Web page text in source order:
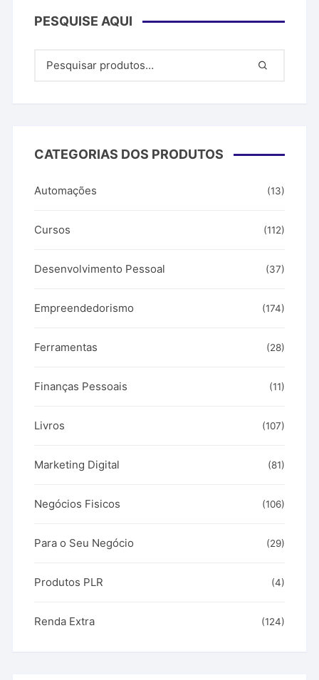
PESQUISE AQUI
CATEGORIAS DOS PRODUTOS
Automações (13)
Cursos (112)
Desenvolvimento Pessoal (37)
Empreendedorismo (174)
Ferramentas (28)
Finanças Pessoais (11)
Livros (107)
Marketing Digital (81)
Negócios Fisicos (106)
Para o Seu Negócio (29)
Produtos PLR (4)
Renda Extra (124)